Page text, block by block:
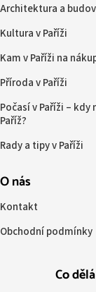
Co
Architektura a
Kultura v Paříži
Kam v Paříži na
Příroda v Paříži
Počasí v Paříži –
Paříž?
Rady a tipy v Paříži
O nás
Kontakt
Obchodní podmínky